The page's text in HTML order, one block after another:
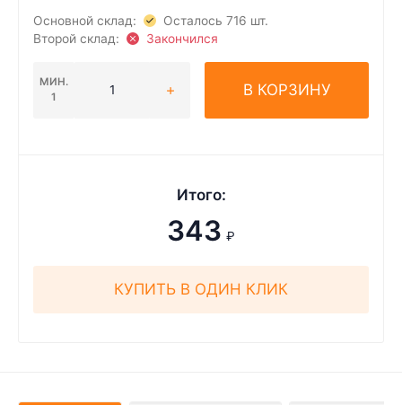
Основной склад:
Осталось 716 шт.
Второй склад:
Закончился
МИН.
1
В КОРЗИНУ
Итого:
343 ₽
КУПИТЬ В ОДИН КЛИК